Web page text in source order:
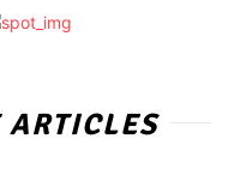
ARTICLES